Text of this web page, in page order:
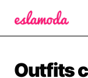
Outfits